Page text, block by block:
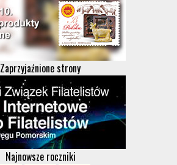
Zaprzyjaźnione strony
Najnowsze roczniki